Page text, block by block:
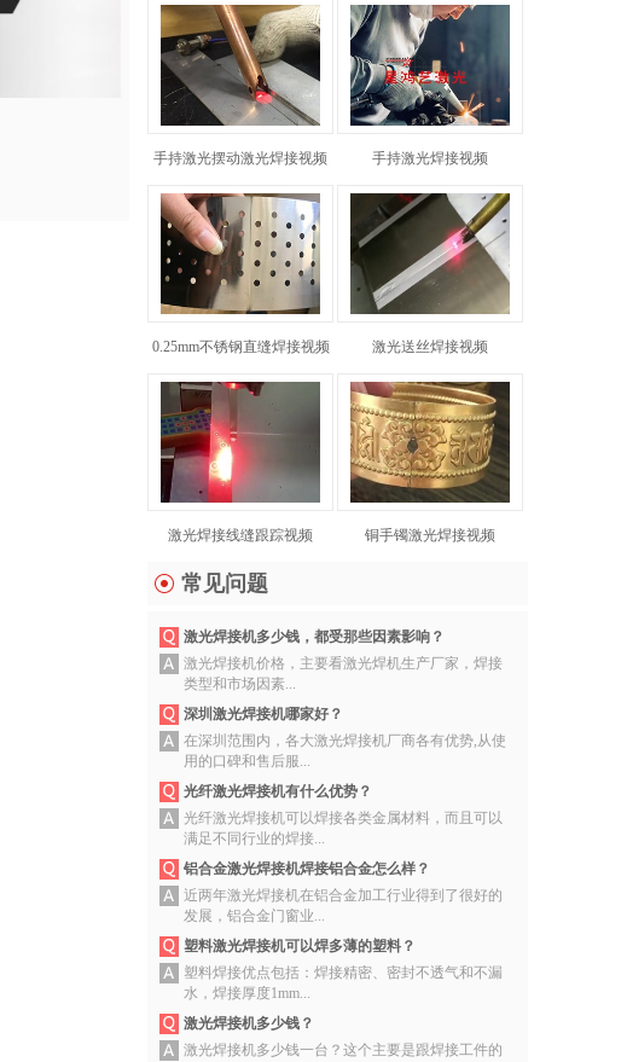
手持激光摆动激光焊接视频 手持激光焊接视频
0.25mm不锈钢直缝焊接视频 激光送丝焊接视频
激光焊接线缝跟踪视频 铜手镯激光焊接视频
常见问题
激光焊接机多少钱，都受那些因素影响？
激光焊接机价格，主要看激光焊机生产厂家，焊接
类型和市场因素...
深圳激光焊接机哪家好？
在深圳范围内，各大激光焊接机厂商各有优势,从使
用的口碑和售后服...
光纤激光焊接机有什么优势？
光纤激光焊接机可以焊接各类金属材料，而且可以
满足不同行业的焊接...
铝合金激光焊接机焊接铝合金怎么样？
近两年激光焊接机在铝合金加工行业得到了很好的
发展，铝合金门窗业...
塑料激光焊接机可以焊多薄的塑料？
塑料焊接优点包括：焊接精密、密封不透气和不漏
水，焊接厚度1mm...
激光焊接机多少钱？
激光焊接机多少钱一台？这个主要是跟焊接工件的